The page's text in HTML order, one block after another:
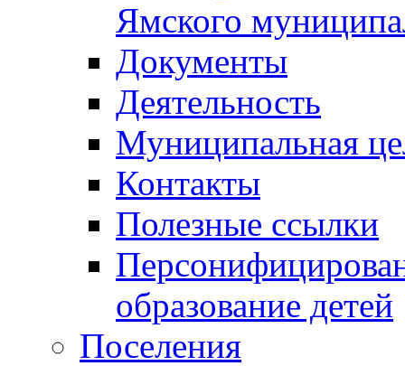
Ямского
Документы
Деятельность
Муниципальная
Контакты
Полезные ссылки
образование детей
Поселения